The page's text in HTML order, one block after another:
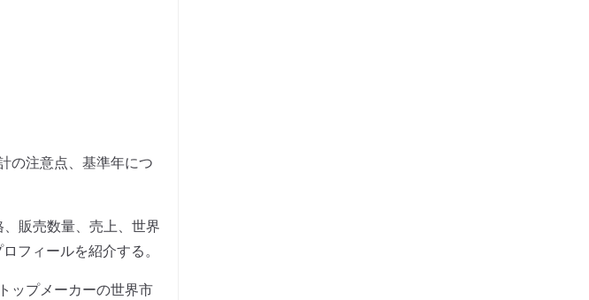
の注意点、基準年につ
販売数量、売上、世界
フィールを紹介する。
ップメーカーの世界市